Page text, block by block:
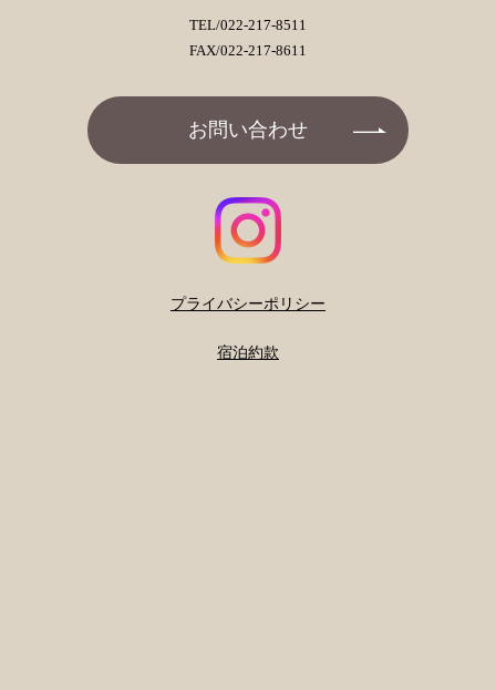
TEL/022-217-8511
FAX/022-217-8611
お問い合わせ
プライバシーポリシー
宿泊約款